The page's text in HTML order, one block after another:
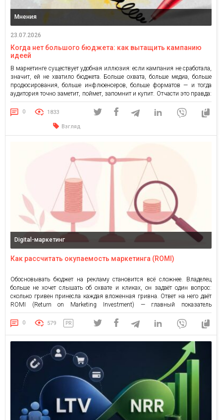
Мнения
23.07.2026
Когда нет большого бюджета: как вытащить кампанию
идеей
В маркетинге существует удобная иллюзия: если кампания не сработала,
значит, ей не хватило бюджета. Больше охвата, больше медиа, больше
продюсирования, больше инфлюенсеров, больше форматов — и тогда
аудитория точно заметит, поймет, запомнит и купит. Отчасти это правда:
деньги действительно дают масштаб, частоту контакта и возможность
быстрее занять место в информационном поле. Но бюджет сам по […]
0 1833
Взгляд
Digital-маркетинг
Как рассчитать окупаемость маркетинга (ROMI)
Обосновывать бюджет на рекламу становится всё сложнее. Владелец
больше не хочет слышать об охвате и кликах, он задаёт один вопрос:
сколько гривен принесла каждая вложенная гривна. Ответ на него даёт
ROMI (Return on Marketing Investment) — главный показатель
окупаемости маркетинга. Формула проста, посчитать можно. Проблема в
том, что у большинства компаний быстрые расчёты дают неверные […]
0 579 PR